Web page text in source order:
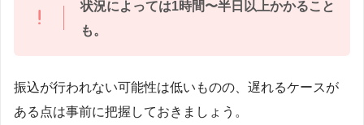
状況によっては1時間〜半日以上かかること
も。
振込が行われない可能性は低いものの、遅れるケースが
ある点は事前に把握しておきましょう。